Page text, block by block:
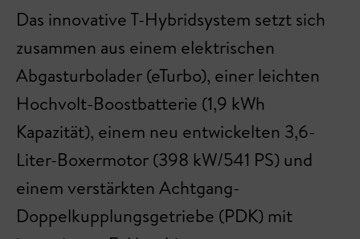
Das innovative T-Hybridsystem setzt sich
zusammen aus einem elektrischen
Abgasturbolader (eTurbo), einer leichten
Hochvolt-Boostbatterie (1,9 kWh
Kapazität), einem neu entwickelten 3,6-
Liter-Boxermotor (398 kW/541 PS) und
einem verstärkten Achtgang-
Doppelkupplungsgetriebe (PDK) mit